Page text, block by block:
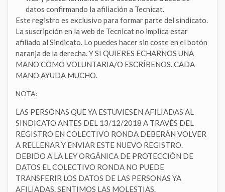
datos confirmando la afiliación a Tecnicat.
Este registro es exclusivo para formar parte del sindicato.
La suscripción en la web de Tecnicat no implica estar
afiliado al Sindicato. Lo puedes hacer sin coste en el botón
naranja de la derecha. Y SI QUIERES ECHARNOS UNA
MANO COMO VOLUNTARIA/O ESCRÍBENOS. CADA
MANO AYUDA MUCHO.
NOTA:
LAS PERSONAS QUE YA ESTUVIESEN AFILIADAS AL
SINDICATO ANTES DEL 13/12/2018 A TRAVÉS DEL
REGISTRO EN COLECTIVO RONDA DEBERÁN VOLVER
A RELLENAR Y ENVIAR ESTE NUEVO REGISTRO.
DEBIDO A LA LEY ORGÁNICA DE PROTECCIÓN DE
DATOS EL COLECTIVO RONDA NO PUEDE
TRANSFERIR LOS DATOS DE LAS PERSONAS YA
AFILIADAS. SENTIMOS LAS MOLESTIAS.